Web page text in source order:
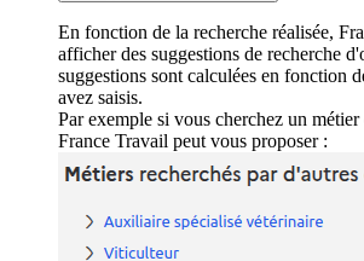
En fonction de la recherche réalisée,
afficher des suggestions de recherche
suggestions sont calculées en fonction
avez saisis.
Par exemple si vous cherchez un
France Travail peut vous proposer :